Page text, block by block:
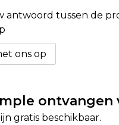
antwoord tussen de
ons op
gratis beschikbaar.